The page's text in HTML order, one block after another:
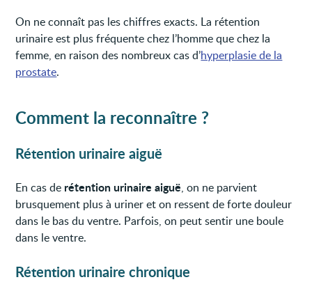
On ne connaît pas les chiffres exacts. La rétention
urinaire est plus fréquente chez l’homme que chez la
femme, en raison des nombreux cas d’hyperplasie de la
prostate.
Comment la reconnaître ?
Rétention urinaire aiguë
En cas de rétention urinaire aiguë, on ne parvient
brusquement plus à uriner et on ressent de forte douleur
dans le bas du ventre. Parfois, on peut sentir une boule
dans le ventre.
Rétention urinaire chronique